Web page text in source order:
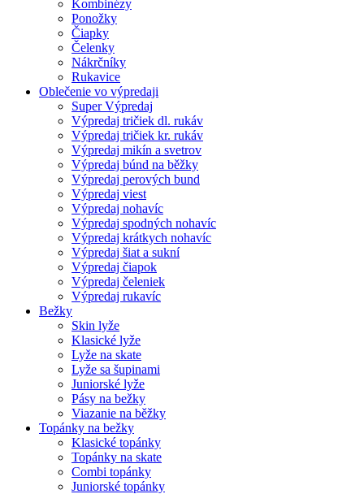
Kombinézy
Ponožky
Čiapky
Čelenky
Nákrčníky
Rukavice
Oblečenie vo výpredaji
Super Výpredaj
Výpredaj tričiek dl. rukáv
Výpredaj tričiek kr. rukáv
Výpredaj mikín a svetrov
Výpredaj búnd na běžky
Výpredaj perových bund
Výpredaj viest
Výpredaj nohavíc
Výpredaj spodných nohavíc
Výpredaj krátkych nohavíc
Výpredaj šiat a sukní
Výpredaj čiapok
Výpredaj čeleniek
Výpredaj rukavíc
Bežky
Skin lyže
Klasické lyže
Lyže na skate
Lyže sa šupinami
Juniorské lyže
Pásy na bežky
Viazanie na běžky
Topánky na bežky
Klasické topánky
Topánky na skate
Combi topánky
Juniorské topánky